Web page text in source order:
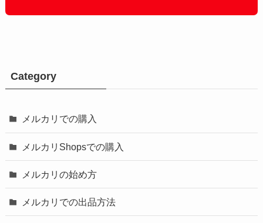
Category
メルカリでの購入
メルカリShopsでの購入
メルカリの始め方
メルカリでの出品方法